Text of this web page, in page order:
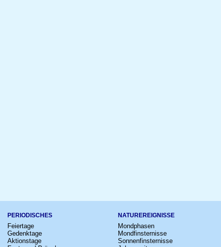
PERIODISCHES
Feiertage
Gedenktage
Aktionstage
NATUREREIGNISSE
Mondphasen
Mondfinsternisse
Sonnenfinsternisse